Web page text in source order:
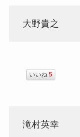
大野貴之
いいね 5
滝村英幸